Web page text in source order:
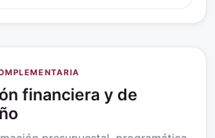
financiera y de